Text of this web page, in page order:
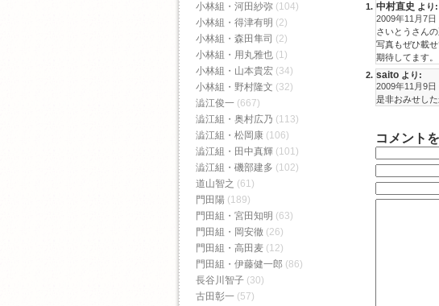
中村直史 より:
2009年11月7日
さいとうさん
写真もぜひ載せ
期待してます。
saito より:
2009年11月9日
是非おみせし
コメント
小林組・河田紗弥 (104)
小林組・得津有明 (2)
小林組・森田隼司 (2)
小林組・用丸雅也 (1)
小林組・山本貴宏 (34)
小林組・野村隆文 (32)
澁江俊一 (667)
澁江組・奥村広乃 (113)
澁江組・松岡康 (106)
澁江組・田中真輝 (101)
澁江組・磯部建多 (102)
道山智之 (61)
門田陽 (189)
門田組・宮田知明 (63)
門田組・岡安徹 (26)
門田組・高田麦 (12)
門田組・伊藤健一郎 (86)
長谷川智子 (30)
古田彰一 (57)